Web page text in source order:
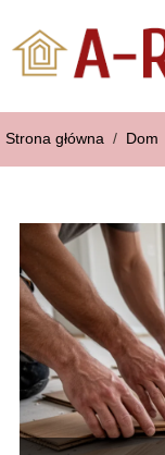
Strona główna / Dom